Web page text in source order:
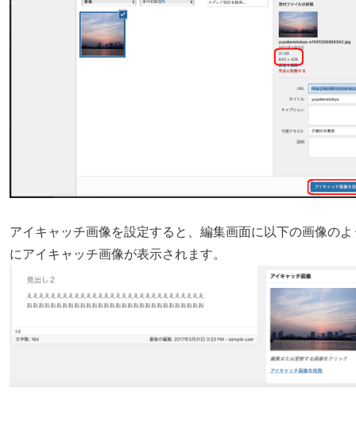
アイキャッチ画像を設定すると、編集画面に以下の画像のよ
にアイキャッチ画像が表示されます。